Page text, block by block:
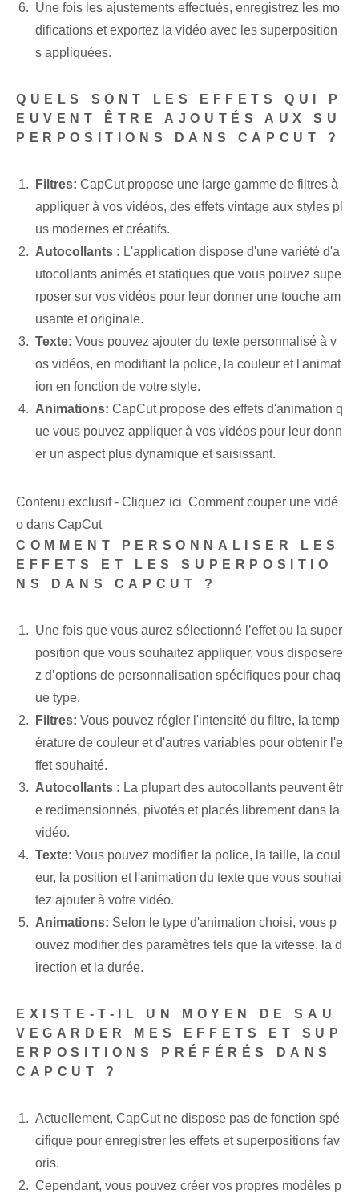
Une fois les ajustements effectués, enregistrez les mo
difications et exportez la vidéo avec les superposition
s appliquées.
QUELS SONT LES EFFETS QUI P
EUVENT ÊTRE AJOUTÉS AUX SU
PERPOSITIONS DANS CAPCUT ?
Filtres: CapCut propose une large gamme de filtres à
appliquer à vos vidéos, des effets vintage aux styles pl
us modernes et créatifs.
Autocollants : L'application dispose d'une variété d'a
utocollants animés et statiques que vous pouvez supe
rposer sur vos vidéos pour leur donner une touche am
usante et originale.
Texte: Vous pouvez ajouter du texte personnalisé à v
os vidéos, en modifiant la police, la couleur et l'animat
ion en fonction de votre style.
Animations: CapCut propose des effets d'animation q
ue vous pouvez appliquer à vos vidéos pour leur donn
er un aspect plus dynamique et saisissant.
Contenu exclusif - Cliquez ici Comment couper une vidé
o dans CapCut
COMMENT PERSONNALISER LES
EFFETS ET LES SUPERPOSITIO
NS DANS CAPCUT ?
Une fois que vous aurez sélectionné l’effet ou la super
position que vous souhaitez appliquer, vous disposere
z d’options de personnalisation spécifiques pour chaq
ue type.
Filtres: Vous pouvez régler l'intensité du filtre, la temp
érature de couleur et d'autres variables pour obtenir l'e
ffet souhaité.
Autocollants : La plupart des autocollants peuvent êtr
e redimensionnés, pivotés et placés librement dans la
vidéo.
Texte: Vous pouvez modifier la police, la taille, la coul
eur, la position et l'animation du texte que vous souhai
tez ajouter à votre vidéo.
Animations: Selon le type d'animation choisi, vous p
ouvez modifier des paramètres tels que la vitesse, la d
irection et la durée.
EXISTE-T-IL UN MOYEN DE SAU
VEGARDER MES EFFETS ET SUP
ERPOSITIONS PRÉFÉRÉS DANS
CAPCUT ?
Actuellement, CapCut ne dispose pas de fonction spé
cifique pour enregistrer les effets et superpositions fav
oris.
Cependant, vous pouvez créer vos propres modèles p